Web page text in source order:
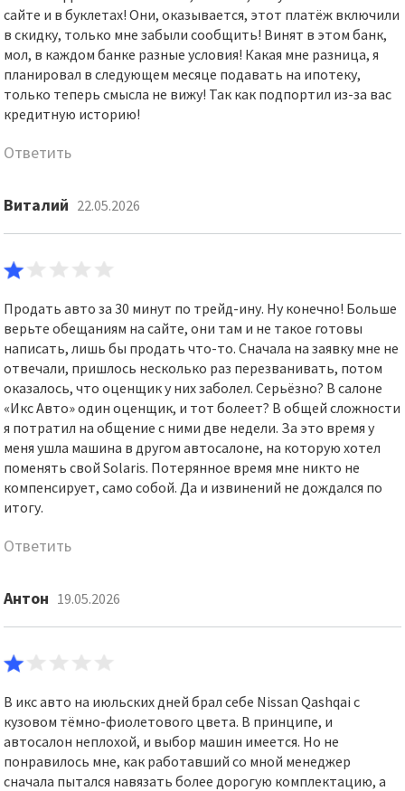
сайте и в буклетах! Они, оказывается, этот платёж включили
в скидку, только мне забыли сообщить! Винят в этом банк,
мол, в каждом банке разные условия! Какая мне разница, я
планировал в следующем месяце подавать на ипотеку,
только теперь смысла не вижу! Так как подпортил из-за вас
кредитную историю!
Ответить
Виталий 22.05.2026
Продать авто за 30 минут по трейд-ину. Ну конечно! Больше
верьте обещаниям на сайте, они там и не такое готовы
написать, лишь бы продать что-то. Сначала на заявку мне не
отвечали, пришлось несколько раз перезванивать, потом
оказалось, что оценщик у них заболел. Серьёзно? В салоне
«Икс Авто» один оценщик, и тот болеет? В общей сложности
я потратил на общение с ними две недели. За это время у
меня ушла машина в другом автосалоне, на которую хотел
поменять свой Solaris. Потерянное время мне никто не
компенсирует, само собой. Да и извинений не дождался по
итогу.
Ответить
Антон 19.05.2026
В икс авто на июльских дней брал себе Nissan Qashqai с
кузовом тёмно-фиолетового цвета. В принципе, и
автосалон неплохой, и выбор машин имеется. Но не
понравилось мне, как работавший со мной менеджер
сначала пытался навязать более дорогую комплектацию, а